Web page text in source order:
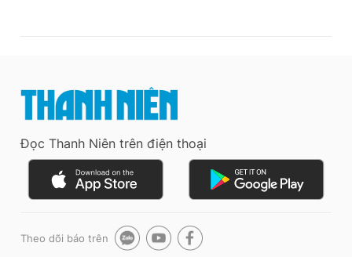
Đọc Thanh Niên trên điện thoại
Theo dõi báo trên